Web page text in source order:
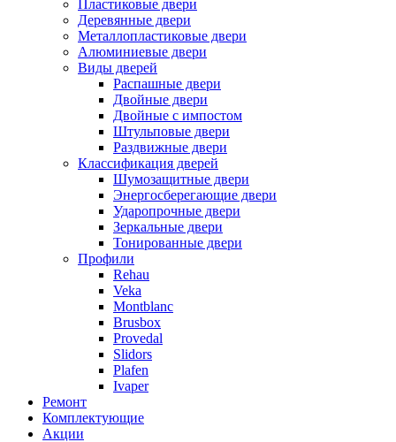
Пластиковые двери
Деревянные двери
Металлопластиковые двери
Алюминиевые двери
Виды дверей
Распашные двери
Двойные двери
Двойные с импостом
Штульповые двери
Раздвижные двери
Классификация дверей
Шумозащитные двери
Энергосберегающие двери
Ударопрочные двери
Зеркальные двери
Тонированные двери
Профили
Rehau
Veka
Montblanc
Brusbox
Provedal
Slidors
Plafen
Ivaper
Ремонт
Комплектующие
Акции